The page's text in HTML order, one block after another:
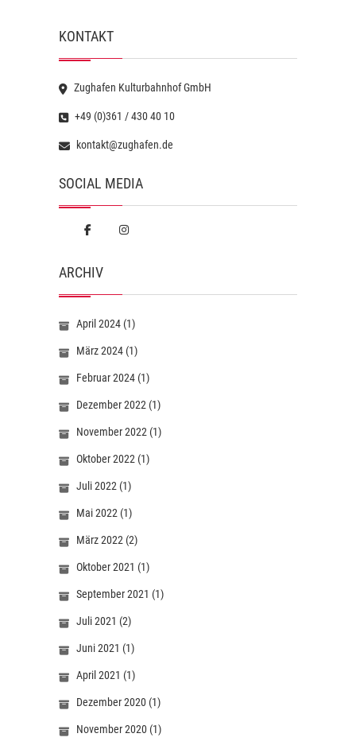
KONTAKT
Zughafen Kulturbahnhof GmbH
+49 (0)361 / 430 40 10
kontakt@zughafen.de
SOCIAL MEDIA
ARCHIV
April 2024 (1)
März 2024 (1)
Februar 2024 (1)
Dezember 2022 (1)
November 2022 (1)
Oktober 2022 (1)
Juli 2022 (1)
Mai 2022 (1)
März 2022 (2)
Oktober 2021 (1)
September 2021 (1)
Juli 2021 (2)
Juni 2021 (1)
April 2021 (1)
Dezember 2020 (1)
November 2020 (1)